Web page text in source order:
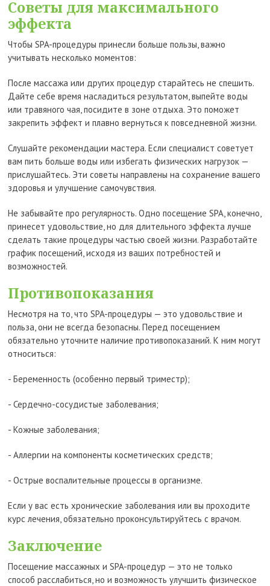
Советы для максимального
эффекта
Чтобы SPA-процедуры принесли больше пользы, важно
учитывать несколько моментов:
После массажа или других процедур старайтесь не спешить.
Дайте себе время насладиться результатом, выпейте воды
или травяного чая, посидите в зоне отдыха. Это поможет
закрепить эффект и плавно вернуться к повседневной жизни.
Слушайте рекомендации мастера. Если специалист советует
вам пить больше воды или избегать физических нагрузок —
прислушайтесь. Эти советы направлены на сохранение вашего
здоровья и улучшение самочувствия.
Не забывайте про регулярность. Одно посещение SPA, конечно,
принесет удовольствие, но для длительного эффекта лучше
сделать такие процедуры частью своей жизни. Разработайте
график посещений, исходя из ваших потребностей и
возможностей.
Противопоказания
Несмотря на то, что SPA-процедуры — это удовольствие и
польза, они не всегда безопасны. Перед посещением
обязательно уточните наличие противопоказаний. К ним могут
относиться:
- Беременность (особенно первый триместр);
- Сердечно-сосудистые заболевания;
- Кожные заболевания;
- Аллергии на компоненты косметических средств;
- Острые воспалительные процессы в организме.
Если у вас есть хронические заболевания или вы проходите
курс лечения, обязательно проконсультируйтесь с врачом.
Заключение
Посещение массажных и SPA-процедур — это не только
способ расслабиться, но и возможность улучшить физическое